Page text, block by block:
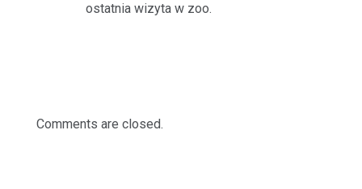
ostatnia wizyta w zoo.
Comments are closed.